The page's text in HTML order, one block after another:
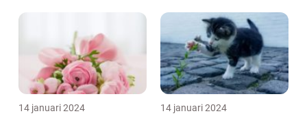
14 januari 2024 14 januari 2024